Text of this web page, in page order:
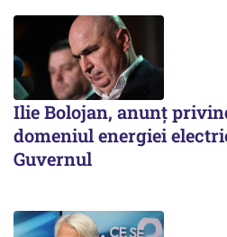
Ilie Bolojan, anunț
domeniul energiei
Guvernul